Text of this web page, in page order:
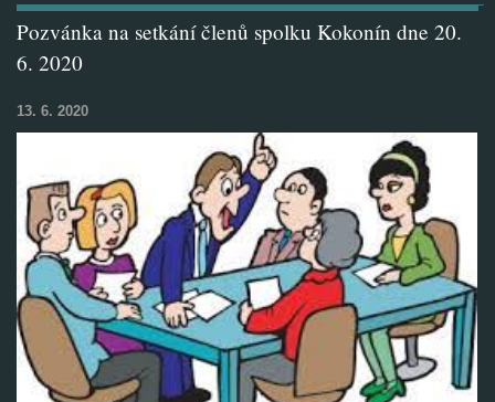
Pozvánka na setkání členů spolku Kokonín dne 20.
6. 2020
13. 6. 2020